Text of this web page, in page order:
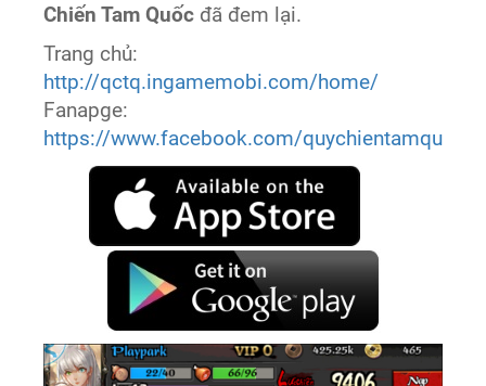
Chiến Tam Quốc đã đem lại.
Trang chủ:
http://qctq.ingamemobi.com/home/
Fanapge:
https://www.facebook.com/quychientamquoc